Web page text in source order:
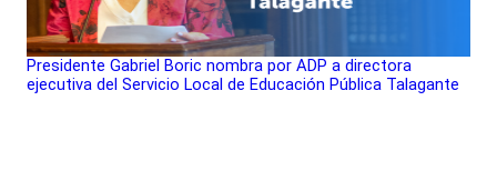
Presidente Gabriel Boric nombra por ADP a directora
ejecutiva del Servicio Local de Educación Pública Talagante